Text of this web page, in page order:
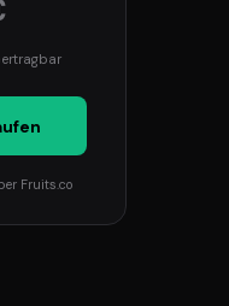
Fruits.co